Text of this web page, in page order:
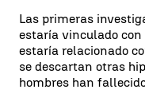
Las primeras
estaría vinculado con
estaría relacionado
se descartan otras
hombres han